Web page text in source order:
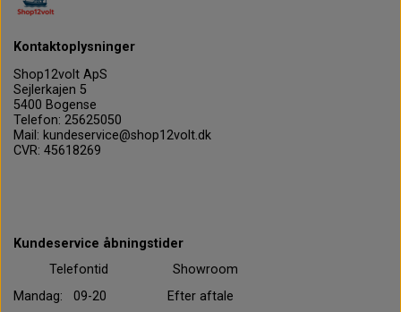
Kontaktoplysninger
Shop12volt ApS
Sejlerkajen 5
5400 Bogense
Telefon: 25625050
Mail: kundeservice@shop12volt.dk
CVR: 45618269
Kundeservice åbningstider
Telefontid Showroom
Mandag: 09-20 Efter aftale